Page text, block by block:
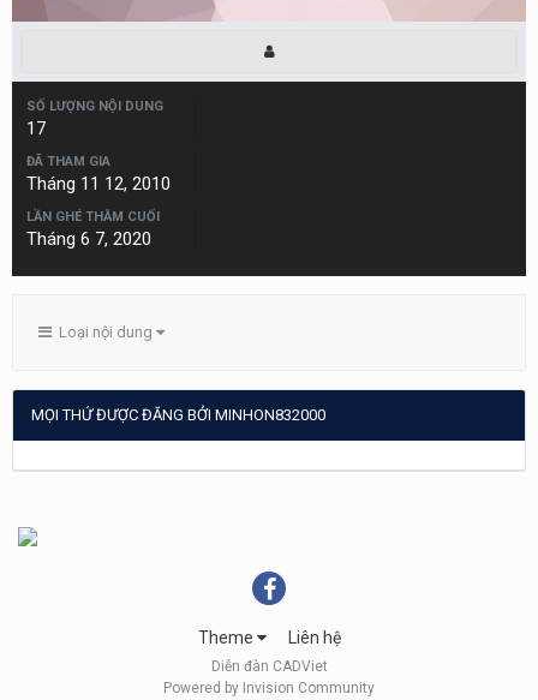
SỐ LƯỢNG NỘI DUNG
17
ĐÃ THAM GIA
Tháng 11 12, 2010
LẦN GHÉ THĂM CUỐI
Tháng 6 7, 2020
Loại nội dung
MỌI THỨ ĐƯỢC ĐĂNG BỞI MINHON832000
Theme Liên hệ
Diễn đàn CADViet
Powered by Invision Community